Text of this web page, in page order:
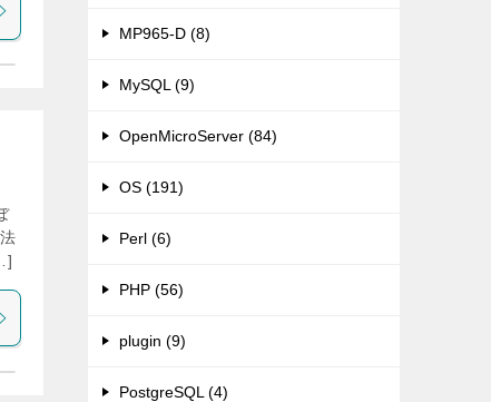
MP965-D (8)
MySQL (9)
OpenMicroServer (84)
OS (191)
Perl (6)
PHP (56)
plugin (9)
PostgreSQL (4)